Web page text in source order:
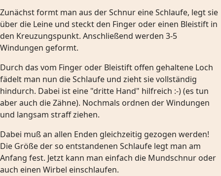
Zunächst formt man aus der Schnur eine Schlaufe, legt sie
über die Leine und steckt den Finger oder einen Bleistift in
den Kreuzungspunkt. Anschließend werden 3-5
Windungen geformt.
Durch das vom Finger oder Bleistift offen gehaltene Loch
fädelt man nun die Schlaufe und zieht sie vollständig
hindurch. Dabei ist eine "dritte Hand" hilfreich :-) (es tun
aber auch die Zähne). Nochmals ordnen der Windungen
und langsam straff ziehen.
Dabei muß an allen Enden gleichzeitig gezogen werden!
Die Größe der so entstandenen Schlaufe legt man am
Anfang fest. Jetzt kann man einfach die Mundschnur oder
auch einen Wirbel einschlaufen.